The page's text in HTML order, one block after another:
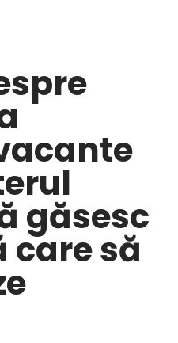
găsesc
care să